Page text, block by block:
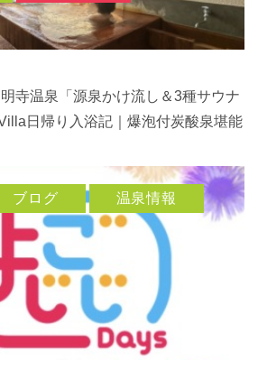
寺温泉「源泉かけ流し＆3種サウナ
日帰り入浴記｜爆泡付炭酸泉堪能
ブログ 温泉情報